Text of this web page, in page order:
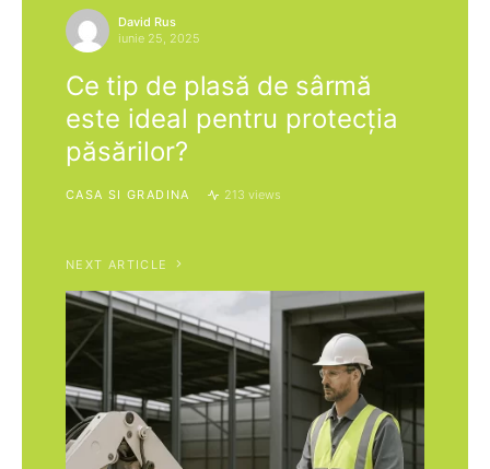
David Rus
iunie 25, 2025
Ce tip de plasă de sârmă
este ideal pentru protecția
păsărilor?
CASA SI GRADINA 213 views
NEXT ARTICLE